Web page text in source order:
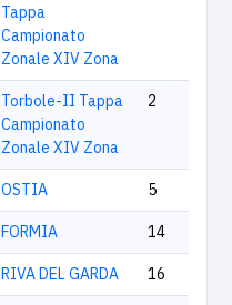
Tappa
Campionato
Zonale XIV Zona
Torbole-II Tappa
Campionato
Zonale XIV Zona
2
OSTIA 5
FORMIA 14
RIVA DEL GARDA 16